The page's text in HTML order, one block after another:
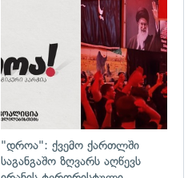
"დროა": ქვემო ქართლში
საგანგაშო ზღვარს აღწევს